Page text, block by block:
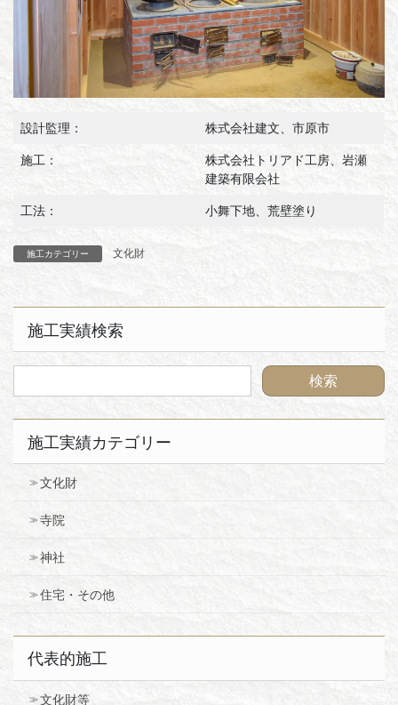
設計監理： 株式会社建文、市原市
施工：
株式会社トリアド工房、岩瀬
建築有限会社
工法： 小舞下地、荒壁塗り
施工カテゴリー 文化財
施工実績検索
施工実績カテゴリー
文化財
寺院
神社
住宅・その他
代表的施工
文化財等